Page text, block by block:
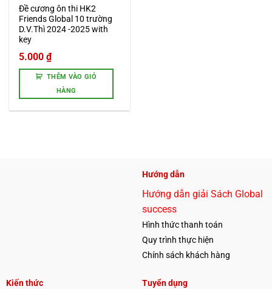
Đề cương ôn thi HK2
Friends Global 10 trường
D.V.Thì 2024 -2025 with
key
5.000₫
THÊM VÀO GIỎ
HÀNG
Hướng dẫn
Hướng dẫn giải Sách Global
success
Hình thức thanh toán
Quy trình thực hiện
Chính sách khách hàng
Kiến thức Tuyển dụng